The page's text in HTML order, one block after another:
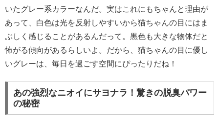
いたグレー系カラーなんだ。実はこれにもちゃんと理由が
あって、白色は光を反射しやすいから猫ちゃんの目にはま
ぶしく感じることがあるんだって。黒色も大きな物体だと
怖がる傾向があるらしいよ。だから、猫ちゃんの目に優し
いグレーは、毎日を過ごす空間にぴったりだね！
あの強烈なニオイにサヨナラ！驚きの脱臭パワー
の秘密